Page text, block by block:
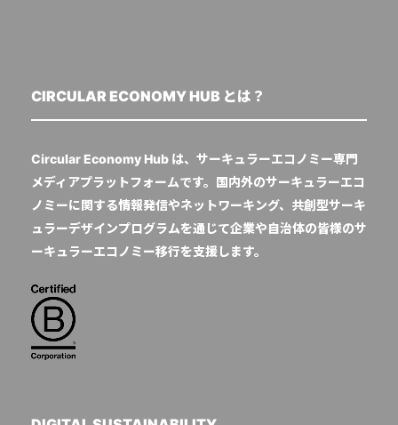
CIRCULAR ECONOMY HUB とは？
Circular Economy Hub は、サーキュラーエコノミー専門
メディアプラットフォームです。国内外のサーキュラーエコ
ノミーに関する情報発信やネットワーキング、共創型サーキ
ュラーデザインプログラムを通じて企業や自治体の皆様のサ
ーキュラーエコノミー移行を支援します。